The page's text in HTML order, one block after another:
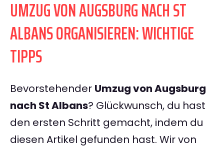
UMZUG VON AUGSBURG NACH ST
ALBANS ORGANISIEREN: WICHTIGE
TIPPS
Bevorstehender Umzug von Augsburg
nach St Albans? Glückwunsch, du hast
den ersten Schritt gemacht, indem du
diesen Artikel gefunden hast. Wir von